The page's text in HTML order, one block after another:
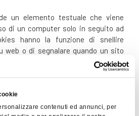
contenuti ed annunci, per
un elemento testuale che viene
di un computer solo in seguito ad
hanno la funzione di snellire
web o di segnalare quando un sito
e consentono alle applicazioni web
a singoli utenti. Nessun dato
cookies per la trasmissione di
personale, né vengono utilizzati